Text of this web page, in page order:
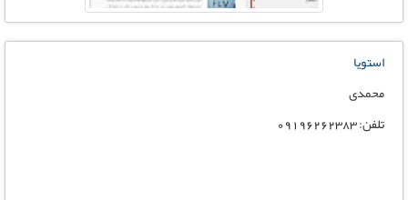
استویا
محمدی
تلفن: 09196262383